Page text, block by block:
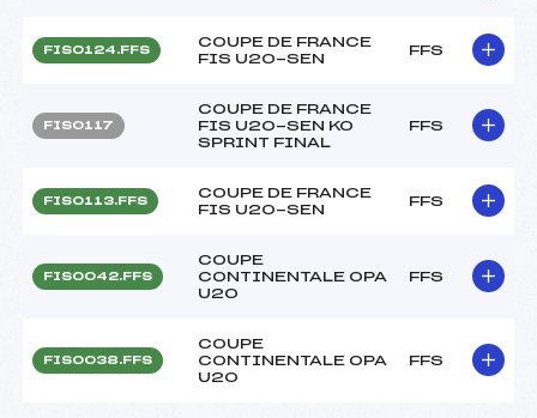
FIS0124.FFS
COUPE DE FRANCE
FIS U20-SEN
FFS
FIS0117
COUPE DE FRANCE
FIS U20-SEN KO
SPRINT FINAL
FFS
FIS0113.FFS
COUPE DE FRANCE
FIS U20-SEN
FFS
FIS0042.FFS
COUPE
CONTINENTALE OPA
U20
FFS
FIS0038.FFS
COUPE
CONTINENTALE OPA
U20
FFS